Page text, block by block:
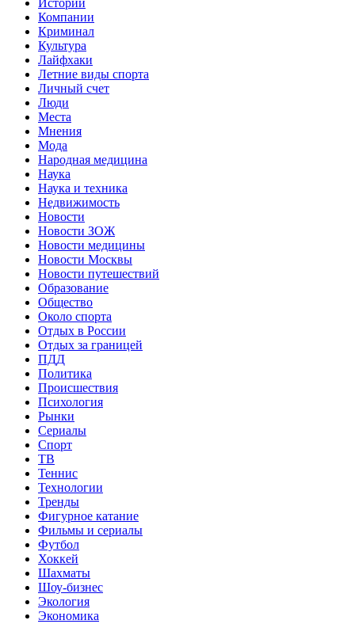
Истории
Компании
Криминал
Культура
Лайфхаки
Летние виды спорта
Личный счет
Люди
Места
Мнения
Мода
Народная медицина
Наука
Наука и техника
Недвижимость
Новости
Новости ЗОЖ
Новости медицины
Новости Москвы
Новости путешествий
Образование
Общество
Около спорта
Отдых в России
Отдых за границей
ПДД
Политика
Происшествия
Психология
Рынки
Сериалы
Спорт
ТВ
Теннис
Технологии
Тренды
Фигурное катание
Фильмы и сериалы
Футбол
Хоккей
Шахматы
Шоу-бизнес
Экология
Экономика